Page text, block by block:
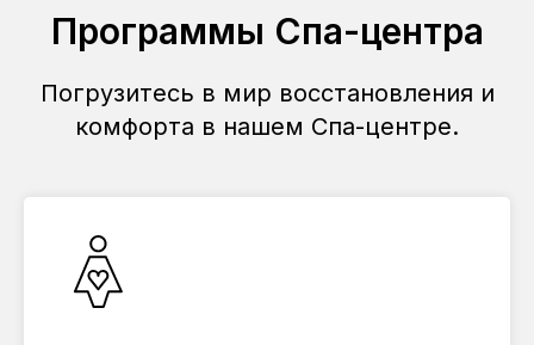
Программы Спа-центра
Погрузитесь в мир восстановления и
комфорта в нашем Спа-центре.